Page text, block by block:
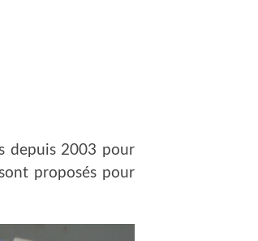
depuis 2003 pour
proposés pour